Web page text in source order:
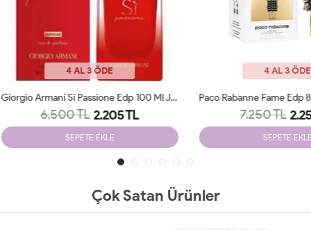
4 AL 3 ÖDE
Giorgio Armani Si Passione Edp 100 Ml JLT Woman
6.500 TL 2.205 TL
SEPETE EKLE
4 AL 3 ÖDE
7.250 TL 2.250 TL
SEPETE EKLE
Çok Satan Ürünler